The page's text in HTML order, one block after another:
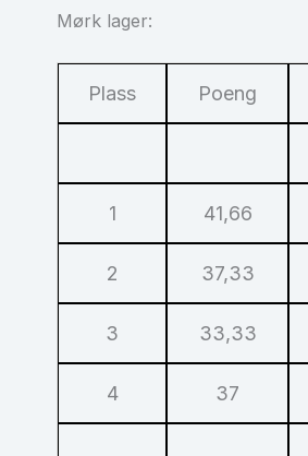
Mørk lager:
Plass Poeng
1 41,66
2 37,33
3 33,33
4 37